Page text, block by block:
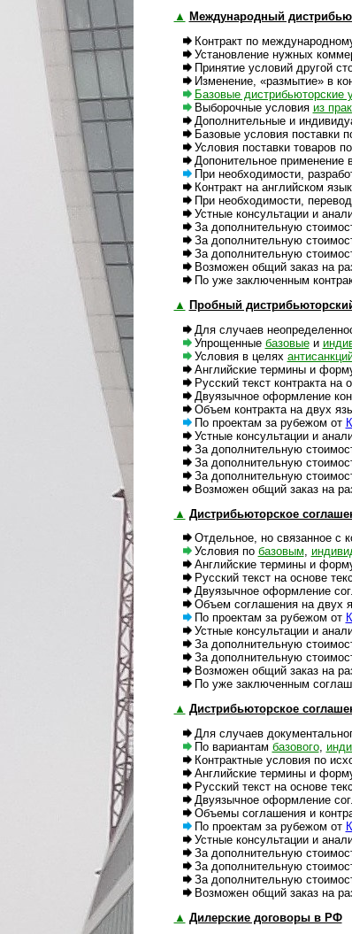
▲ Международный
Контракт по
Установление нужных
Принятие условий другой
Изменение, «размытие» в
Базовые дистрибьюторские
Выборочные условия из
Дополнительные и
Базовые условия поставки
Условия поставки товаров
Допонительное применение
При необходимости,
Контракт на английском
При необходимости,
Устные консультации и
За дополнительную
За дополнительную
За дополнительную
Возможен общий заказ на
По уже заключенным
▲ Пробный
Для случаев
Упрощенные базовыеи
Условия в целях
Английские термины и
Русский текст контракта
Двуязычное оформление
Объем контракта на двух
По проектам за рубежом от
Устные консультации и
За дополнительную
За дополнительную
За дополнительную
Возможен общий заказ на
▲ Дистрибьюторское
Отдельное, но связанное с
Условия по базовым,
Английские термины и
Русский текст на основе
Двуязычное оформление
Объем соглашения на двух
По проектам за рубежом от
Устные консультации и
За дополнительную
За дополнительную
Возможен общий заказ на
По уже заключенным
▲ Дистрибьюторское
Для случаев
По вариантам базового,
Контрактные условия по
Английские термины и
Русский текст на основе
Двуязычное оформление
Объемы соглашения и
По проектам за рубежом от
Устные консультации и
За дополнительную
За дополнительную
За дополнительную
Возможен общий заказ на
▲ Дилерские договоры в РФ